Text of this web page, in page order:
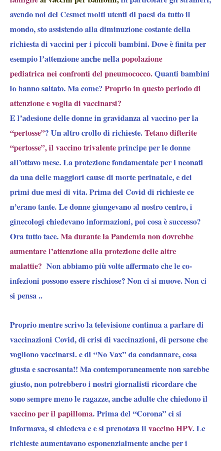
avendo noi del Cesmet molti utenti di paesi da tutto il
mondo, sto assistendo alla diminuzione costante della
richiesta di vaccini per i piccoli bambini. Dove è finita per
esempio l’attenzione anche nellapopolazione
pediatrica nei confronti del pneumococco.Quanti bambini
lo hanno saltato. Ma come?Proprio in questo periodo di
attenzione e voglia di vaccinarsi?
E l’adesionedelle donne in gravidanzaal vaccino per la
“pertosse”? Un altro crollo di richieste.Tetano difterite
“pertosse”, il vaccino trivalenteprincipe per le donne
all’ottavo mese. La protezione fondamentale per i neonati
da una delle maggiori cause di morte perinatale, e dei
primi due mesi di vita. Prima del Covid di richieste ce
n’erano tante. Le donne giungevano al nostro centro, i
ginecologi chiedevano informazioni, poi cosa è successo?
Ora tutto tace.Ma durante la Pandemia non dovrebbe
aumentare l’attenzione alla protezione delle altre
malattie? Non abbiamo più volte affermato che le co-
infezioni possono essere rischiose? Non ci si muove. Non ci
si pensa ..
Proprio mentre scrivo la televisione continua a parlare di
vaccinazioni Covid, di crisi di vaccinazioni, di persone che
vogliono vaccinarsi. e di “No Vax” da condannare, cosa
giusta e sacrosanta!! Ma contemporaneamente non sarebbe
giusto, non potrebbero i nostri giornalisti ricordare che
sonosempre meno le ragazze, anche adulte che chiedono il
vaccino per il papilloma. Prima del “Corona” ci si
informava, si chiedeva e e si prenotava il vaccino HPV. Le
richieste aumentavano esponenzialmente anche per i